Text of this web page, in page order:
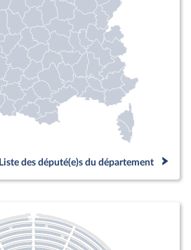
Liste des député(e)s du département